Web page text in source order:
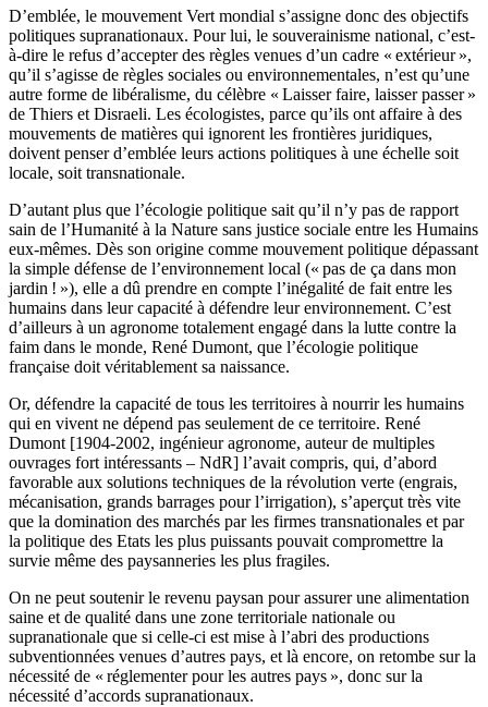
D’emblée, le mouvement Vert mondial s’assigne donc des objectifs
politiques supranationaux. Pour lui, le souverainisme national, c’est-
à-dire le refus d’accepter des règles venues d’un cadre « extérieur »,
qu’il s’agisse de règles sociales ou environnementales, n’est qu’une
autre forme de libéralisme, du célèbre « Laisser faire, laisser passer »
de Thiers et Disraeli. Les écologistes, parce qu’ils ont affaire à des
mouvements de matières qui ignorent les frontières juridiques,
doivent penser d’emblée leurs actions politiques à une échelle soit
locale, soit transnationale.
D’autant plus que l’écologie politique sait qu’il n’y pas de rapport
sain de l’Humanité à la Nature sans justice sociale entre les Humains
eux-mêmes. Dès son origine comme mouvement politique dépassant
la simple défense de l’environnement local (« pas de ça dans mon
jardin ! »), elle a dû prendre en compte l’inégalité de fait entre les
humains dans leur capacité à défendre leur environnement. C’est
d’ailleurs à un agronome totalement engagé dans la lutte contre la
faim dans le monde, René Dumont, que l’écologie politique
française doit véritablement sa naissance.
Or, défendre la capacité de tous les territoires à nourrir les humains
qui en vivent ne dépend pas seulement de ce territoire. René
Dumont [1904-2002, ingénieur agronome, auteur de multiples
ouvrages fort intéressants – NdR] l’avait compris, qui, d’abord
favorable aux solutions techniques de la révolution verte (engrais,
mécanisation, grands barrages pour l’irrigation), s’aperçut très vite
que la domination des marchés par les firmes transnationales et par
la politique des Etats les plus puissants pouvait compromettre la
survie même des paysanneries les plus fragiles.
On ne peut soutenir le revenu paysan pour assurer une alimentation
saine et de qualité dans une zone territoriale nationale ou
supranationale que si celle-ci est mise à l’abri des productions
subventionnées venues d’autres pays, et là encore, on retombe sur la
nécessité de « réglementer pour les autres pays », donc sur la
nécessité d’accords supranationaux.